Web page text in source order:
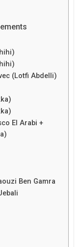
(Lotfi Abdelli)
El Arabi +
Ben Gamra